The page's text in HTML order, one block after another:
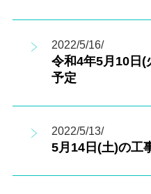
2022/5/16/
令和4年5月10日(
予定
2022/5/13/
5月14日(土)の工